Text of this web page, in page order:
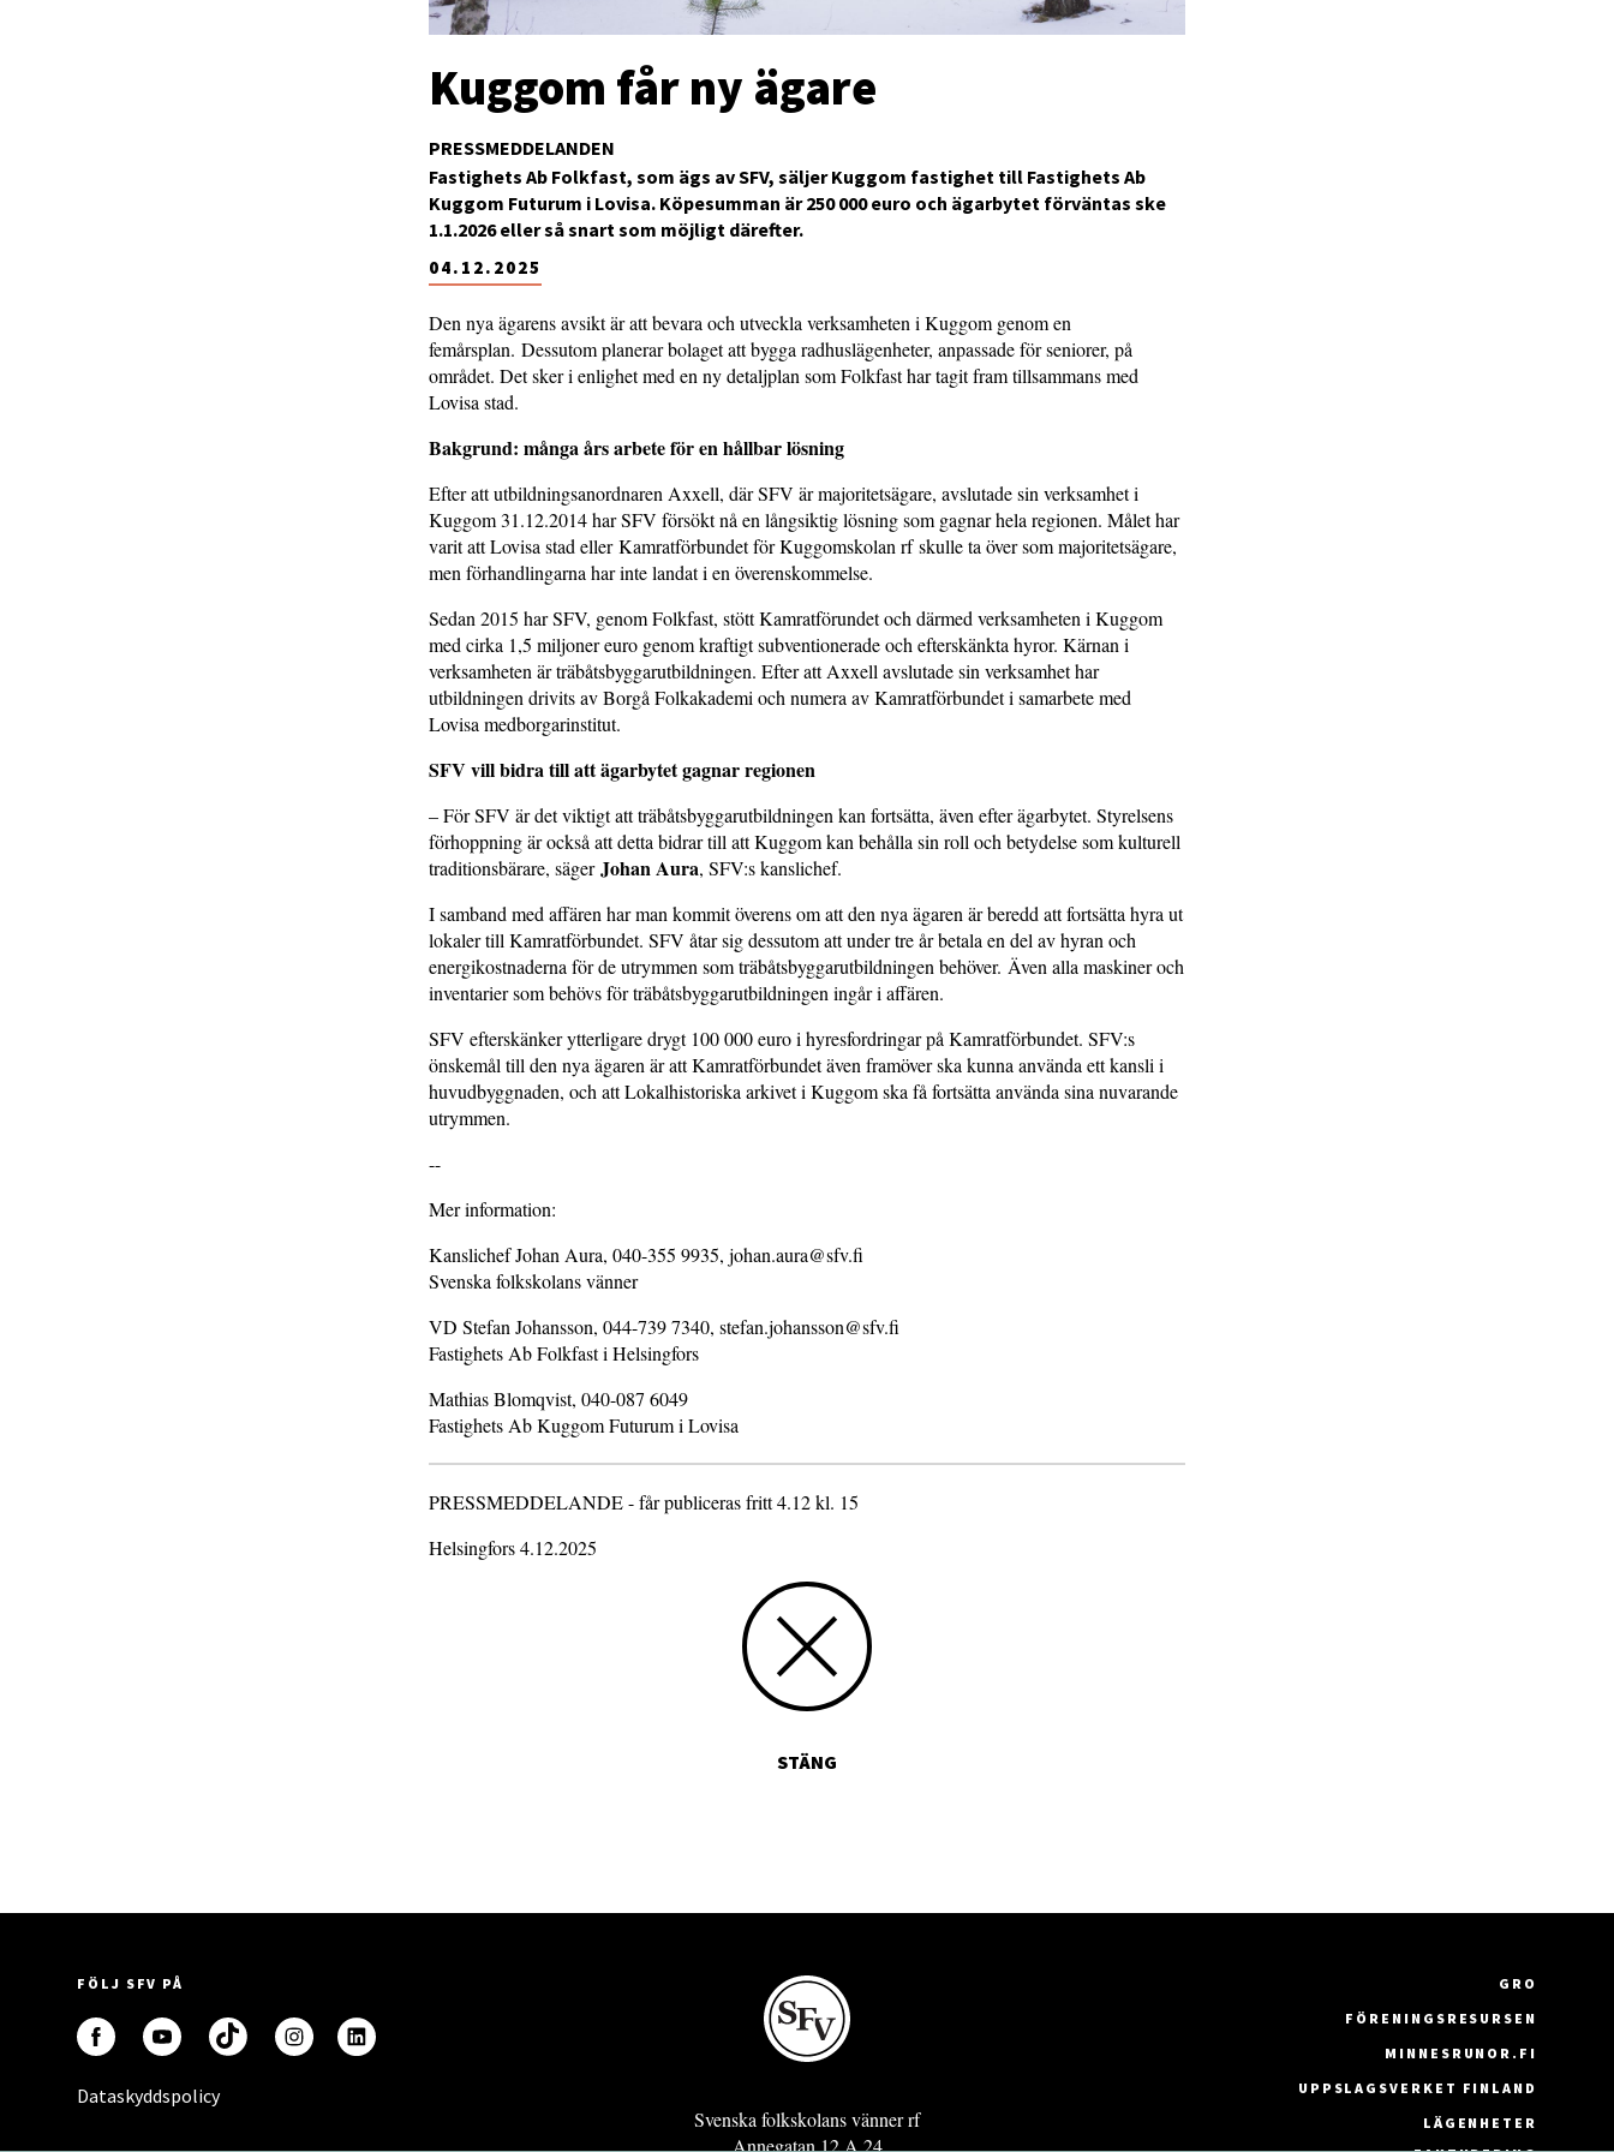
PRESSMEDDELANDEN
Kuggom får ny ägare
04.12.2025
Fastighets Ab Folkfast, som ägs av SFV, säljer Kuggom fastighet till Fastighets Ab
Kuggom Futurum i Lovisa. Köpesumman är 250 000 euro och ägarbytet förväntas ske
1.1.2026 eller så snart som möjligt därefter.
Den nya ägarens avsikt är att bevara och utveckla verksamheten i Kuggom genom en
femårsplan. Dessutom planerar bolaget att bygga radhuslägenheter, anpassade för seniorer, på
området. Det sker i enlighet med en ny detaljplan som Folkfast har tagit fram tillsammans med
Lovisa stad.
Bakgrund: många års arbete för en hållbar lösning
Efter att utbildningsanordnaren Axxell, där SFV är majoritetsägare, avslutade sin verksamhet i
Kuggom 31.12.2014 har SFV försökt nå en långsiktig lösning som gagnar hela regionen. Målet har
varit att Lovisa stad eller Kamratförbundet för Kuggomskolan rf skulle ta över som majoritetsägare,
men förhandlingarna har inte landat i en överenskommelse.
Sedan 2015 har SFV, genom Folkfast, stött Kamratförundet och därmed verksamheten i Kuggom
med cirka 1,5 miljoner euro genom kraftigt subventionerade och efterskänkta hyror. Kärnan i
verksamheten är träbåtsbyggarutbildningen. Efter att Axxell avslutade sin verksamhet har
utbildningen drivits av Borgå Folkakademi och numera av Kamratförbundet i samarbete med
Lovisa medborgarinstitut.
SFV vill bidra till att ägarbytet gagnar regionen
– För SFV är det viktigt att träbåtsbyggarutbildningen kan fortsätta, även efter ägarbytet. Styrelsens
förhoppning är också att detta bidrar till att Kuggom kan behålla sin roll och betydelse som kulturell
traditionsbärare, sägerJohan Aura, SFV:s kanslichef.
I samband med affären har man kommit överens om att den nya ägaren är beredd att fortsätta hyra ut
lokaler till Kamratförbundet. SFV åtar sig dessutom att under tre år betala en del av hyran och
energikostnaderna för de utrymmen som träbåtsbyggarutbildningen behöver. Även alla maskiner och
inventarier som behövs för träbåtsbyggarutbildningen ingår i affären.
SFV efterskänker ytterligare drygt 100 000 euro i hyresfordringar på Kamratförbundet. SFV:s
önskemål till den nya ägaren är att Kamratförbundet även framöver ska kunna använda ett kansli i
huvudbyggnaden, och att Lokalhistoriska arkivet i Kuggom ska få fortsätta använda sina nuvarande
utrymmen.
--
Mer information:
Kanslichef Johan Aura, 040-355 9935, johan.aura@sfv.fi
Svenska folkskolans vänner
VD Stefan Johansson, 044-739 7340, stefan.johansson@sfv.fi
Fastighets Ab Folkfast i Helsingfors
Mathias Blomqvist, 040-087 6049
Fastighets Ab Kuggom Futurum i Lovisa
PRESSMEDDELANDE - får publiceras fritt 4.12 kl. 15
Helsingfors 4.12.2025
STÄNG
FÖLJ SFV PÅ
Dataskyddspolicy
Svenska folkskolans vänner rf
Annegatan 12 A 24
GRO
FÖRENINGSRESURSEN
MINNESRUNOR.FI
UPPSLAGSVERKET FINLAND
LÄGENHETER